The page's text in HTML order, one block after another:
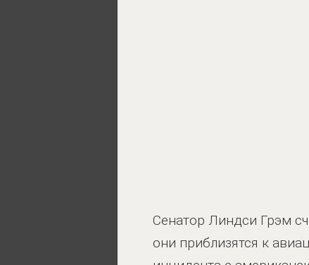
Сенатор Линдси Грэм
они приблизятся к